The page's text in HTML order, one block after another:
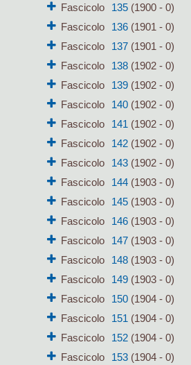
Fascicolo
135(1900 - 0)
Fascicolo
136(1901 - 0)
Fascicolo
137(1901 - 0)
Fascicolo
138(1902 - 0)
Fascicolo
139(1902 - 0)
Fascicolo
140(1902 - 0)
Fascicolo
141 (1902 - 0)
Fascicolo
142(1902 - 0)
Fascicolo
143(1902 - 0)
Fascicolo
144(1903 - 0)
Fascicolo
145(1903 - 0)
Fascicolo
146(1903 - 0)
Fascicolo
147(1903 - 0)
Fascicolo
148(1903 - 0)
Fascicolo
149(1903 - 0)
Fascicolo
150(1904 - 0)
Fascicolo
151 (1904 - 0)
Fascicolo
152(1904 - 0)
Fascicolo
153(1904 - 0)